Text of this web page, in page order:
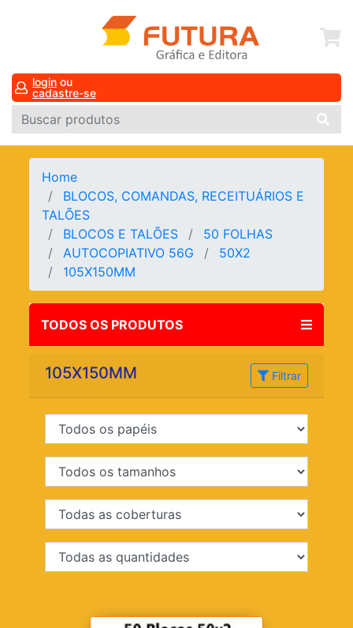
login ou
cadastre-se
Home
BLOCOS, COMANDAS, RECEITUÁRIOS E
TALÕES
BLOCOS E TALÕES
50 FOLHAS
AUTOCOPIATIVO 56G
50X2
105X150MM
TODOS OS PRODUTOS
105X150MM Filtrar